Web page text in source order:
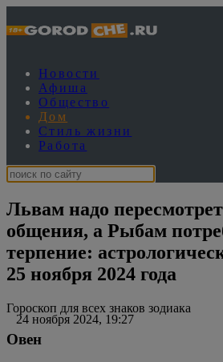
Новости
Афиша
Общество
Дом
Стиль жизни
Работа
Львам надо
общения, а Рыбам
терпение:
25 ноября 2024 года
24 ноября 2024, 19:27
Гороскоп для всех знаков зодиака
Овен